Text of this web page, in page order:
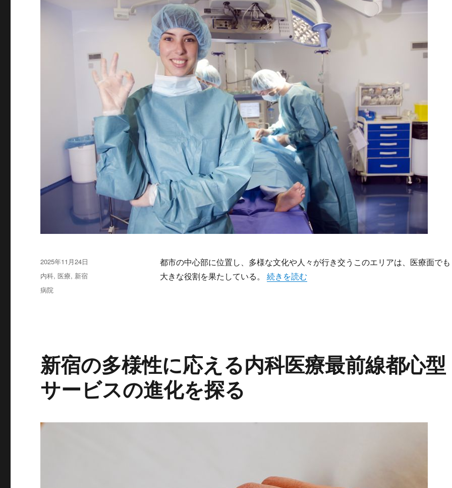
都市の中心部に位置し、多様な文化や人々が行き交うこのエリアは、医療面でも
大きな役割を果たしている。 “新宿で働く人を支える多様で先進的な内科医療と
続きを読む
投
稿
日:
2025年11月24日
カ
テ
ゴ
内科,医療, 新宿
タ
病院
新宿の多様性に応える内科医療最前線都心型
サービスの進化を探る